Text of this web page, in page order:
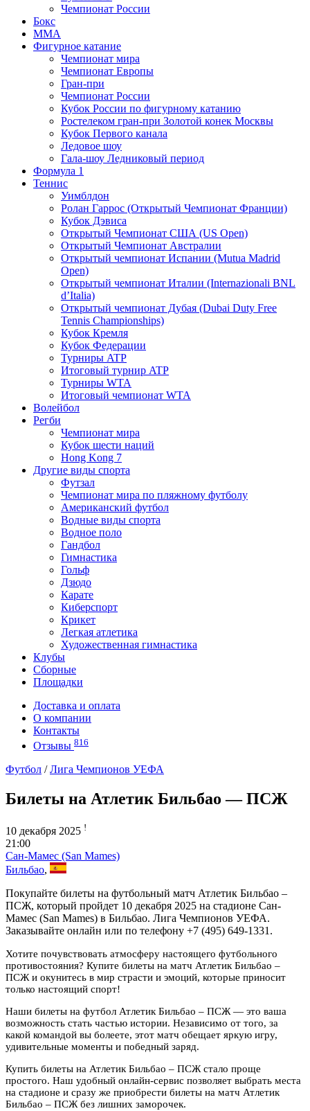
Чемпионат России
Бокс
MMA
Фигурное катание
Чемпионат мира
Чемпионат Европы
Гран-при
Чемпионат России
Кубок России по фигурному катанию
Ростелеком гран-при Золотой конек Москвы
Кубок Первого канала
Ледовое шоу
Гала-шоу Ледниковый период
Формула 1
Теннис
Уимблдон
Ролан Гаррос (Открытый Чемпионат Франции)
Кубок Дэвиса
Открытый Чемпионат США (US Open)
Открытый Чемпионат Австралии
Открытый чемпионат Испании (Mutua Madrid
Open)
Открытый чемпионат Италии (Internazionali BNL
d’Italia)
Открытый чемпионат Дубая (Dubai Duty Free
Tennis Championships)
Кубок Кремля
Кубок Федерации
Турниры ATP
Итоговый турнир ATP
Турниры WTA
Итоговый чемпионат WTA
Волейбол
Регби
Чемпионат мира
Кубок шести наций
Hong Kong 7
Другие виды спорта
Футзал
Чемпионат мира по пляжному футболу
Американский футбол
Водные виды спорта
Водное поло
Гандбол
Гимнастика
Гольф
Дзюдо
Карате
Киберспорт
Крикет
Легкая атлетика
Художественная гимнастика
Клубы
Сборные
Площадки
Доставка и оплата
О компании
Контакты
Отзывы 816
Футбол /Лига Чемпионов УЕФА
Билеты на Атлетик Бильбао — ПСЖ
10 декабря 2025 !
21:00
Сан-Мамес (San Mames)
Бильбао,
Покупайте билеты на футбольный матч Атлетик Бильбао –
ПСЖ, который пройдет 10 декабря 2025 на стадионе Сан-
Мамес (San Mames) в Бильбао. Лига Чемпионов УЕФА.
Заказывайте онлайн или по телефону +7 (495) 649-1331.
Хотите почувствовать атмосферу настоящего футбольного
противостояния? Купите билеты на матч Атлетик Бильбао –
ПСЖ и окунитесь в мир страсти и эмоций, которые приносит
только настоящий спорт!
Наши билеты на футбол Атлетик Бильбао – ПСЖ — это ваша
возможность стать частью истории. Независимо от того, за
какой командой вы болеете, этот матч обещает яркую игру,
удивительные моменты и победный заряд.
Купить билеты на Атлетик Бильбао – ПСЖ стало проще
простого. Наш удобный онлайн-сервис позволяет выбрать места
на стадионе и сразу же приобрести билеты на матч Атлетик
Бильбао – ПСЖ без лишних заморочек.